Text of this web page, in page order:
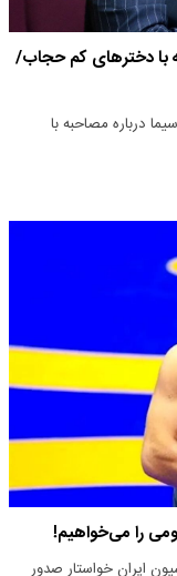
با دخترهای کم حجاب/
درباره مصاحبه با
را می‌خواهیم!
ایران خواستار صدور